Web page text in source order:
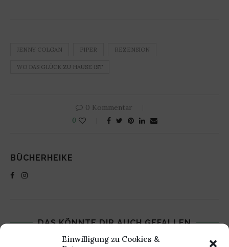
Einwilligung zu Cookies &
JENNY COLGAN PIPER REZENSION
WO DAS GLÜCK ZU HAUSE IST
0 Kommentar
0
BÜCHERHEIKE
DAS KÖNNTE DIR AUCH GEFALLEN